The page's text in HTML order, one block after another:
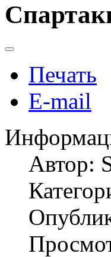
Печать
E-mail
Автор: